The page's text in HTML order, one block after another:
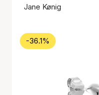
Jane Kønig
-36.1%